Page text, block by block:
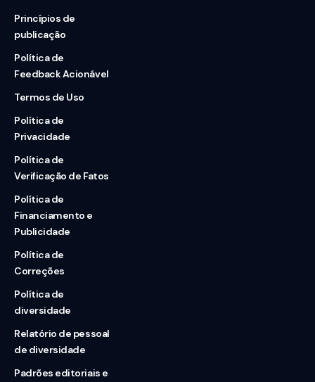
Princípios de
publicação
Política de
Feedback Acionável
Termos de Uso
Política de
Privacidade
Política de
Verificação de Fatos
Política de
Financiamento e
Publicidade
Política de
Correções
Política de
diversidade
Relatório de pessoal
de diversidade
Padrões editoriais e